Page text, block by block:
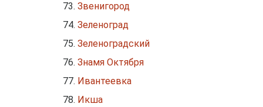
Звенигород
Зеленоград
Зеленоградский
Знамя Октября
Ивантеевка
Икша